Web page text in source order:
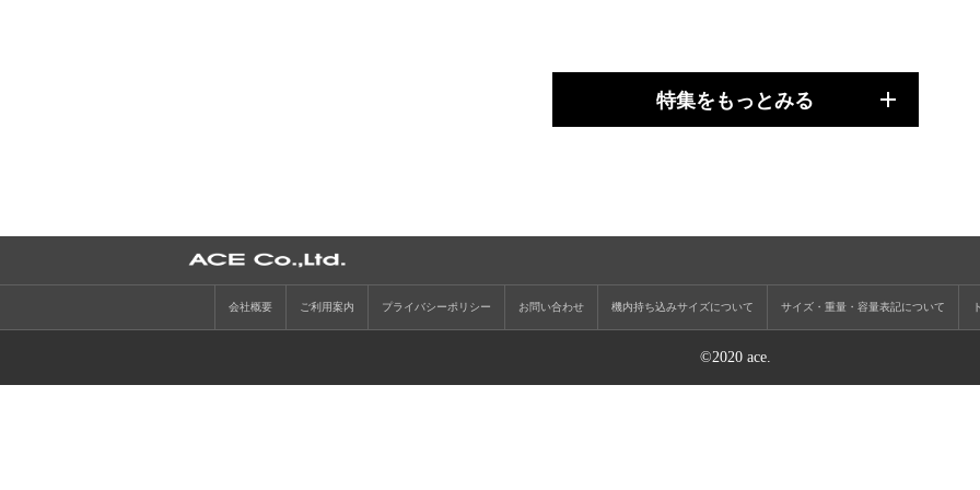
特集をもっとみる
会社概要 ご利用案内 プライバシーポリシー お問い合わせ 機内持ち込みサイズについて サイズ・重量・容量表記について
©2020 ace.